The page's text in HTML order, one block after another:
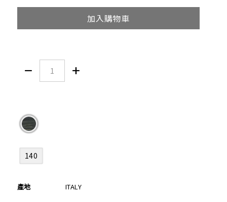
加入購物車
 
140
產地 ITALY